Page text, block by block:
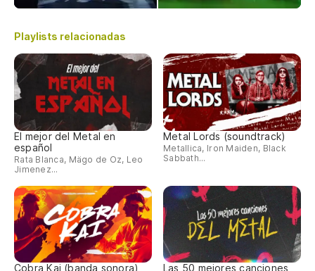
Playlists relacionadas
El mejor del Metal en
español
Rata Blanca, Mägo de Oz, Leo
Jimenez...
Metal Lords (soundtrack)
Metallica, Iron Maiden, Black
Sabbath...
Cobra Kai (banda sonora) Las 50 mejores canciones